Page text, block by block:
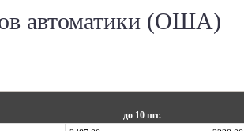
автоматики (ОША)
до 10 шт.